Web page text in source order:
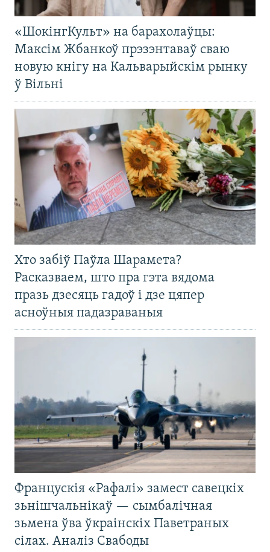
«ШокінгКульт» на барахолаўцы:
Максім Жбанкоў прэзэнтаваў сваю
новую кнігу на Кальварыйскім рынку
ў Вільні
Хто забіў Паўла Шарамета?
Расказваем, што пра гэта вядома
празь дзесяць гадоў і дзе цяпер
асноўныя падазраваныя
Францускія «Рафалі» замест савецкіх
зьнішчальнікаў — сымбалічная
зьмена ўва ўкраінскіх Паветраных
сілах. Аналіз Свабоды